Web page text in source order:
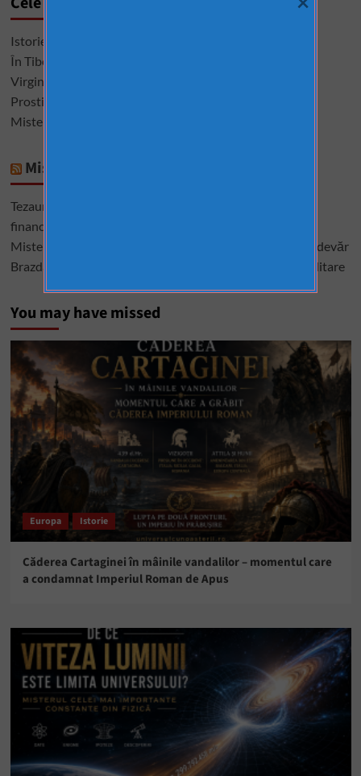
Istorie interzisă, descoperiri care sfidează logica
În Tibet, morții sunt dați vulturilor pentru a se ospăta
Virginele şi virginitatea în istoria omenirii
Prostituatele care au condus Roma și Vaticanul
Misterele Bibliei. 13 întrebări la care nu s-a răspuns
Mistere România
Tezaurul României de la Moscova – cel mai mare mister
financiar din istoria României
Misterele lui Ștefan cel Mare – între istorie, legendă și adevăr
Brazda lui Novac, una dintre cele mai mari construcții militare
You may have missed
Europa Istorie
Căderea Cartaginei în mâinile vandalilor – momentul care
a condamnat Imperiul Roman de Apus